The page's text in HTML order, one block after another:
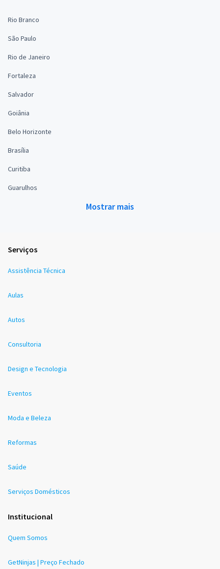
Rio Branco
São Paulo
Rio de Janeiro
Fortaleza
Salvador
Goiânia
Belo Horizonte
Brasília
Curitiba
Guarulhos
Mostrar mais
Serviços
Assistência Técnica
Aulas
Autos
Consultoria
Design e Tecnologia
Eventos
Moda e Beleza
Reformas
Saúde
Serviços Domésticos
Institucional
Quem Somos
GetNinjas | Preço Fechado